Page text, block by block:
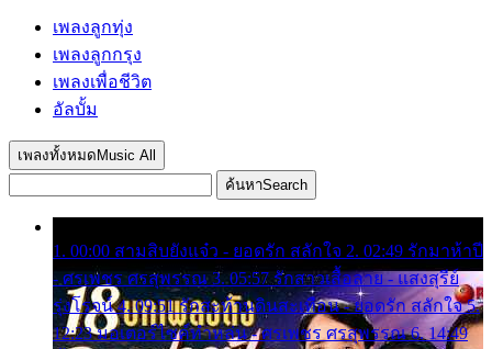
เพลงลูกทุ่ง
เพลงลูกกรุง
เพลงเพื่อชีวิต
อัลบั้ม
เพลงทั้งหมด Music All
ค้นหาSearch
1. 00:00 สามสิบยังแจ๋ว - ยอดรัก สลักใจ 2. 02:49 รักมาห้าปี
- ศรเพชร ศรสุพรรณ 3. 05:57 รักสาวเสื้อลาย - แสงสุรีย์
รุ่งโรจน์ 4. 09:51 รักสะท้านดินสะเทือน - ยอดรัก สลักใจ 5.
12:23 มอเตอร์ไซค์ทำหล่น - ศรเพชร ศรสุพรรณ 6. 14:49